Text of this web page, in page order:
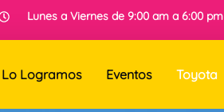
Lunes a Viernes de 9:00 am a 6:00 pm
Lo Logramos Eventos Toyota